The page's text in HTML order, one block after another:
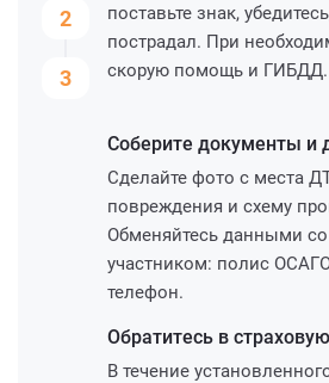
2
3
поставьте знак,
пострадал. При
скорую помощь и ГИБДД.
Соберите документы и
Сделайте фото с места
повреждения и схему
Обменяйтесь данными
участником: полис
телефон.
Обратитесь в страховую
В течение